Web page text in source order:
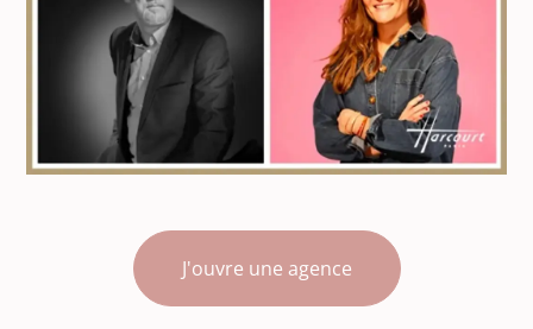
J'ouvre une agence